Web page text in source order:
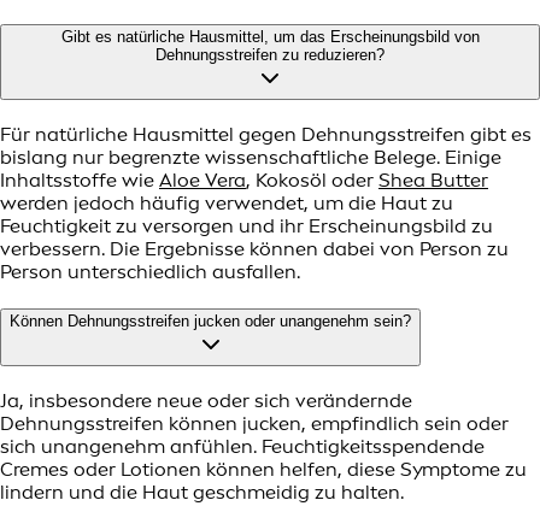
Gibt es natürliche Hausmittel, um das Erscheinungsbild von
Dehnungsstreifen zu reduzieren?
Für natürliche Hausmittel gegen Dehnungsstreifen gibt es
bislang nur begrenzte wissenschaftliche Belege. Einige
Inhaltsstoffe wie Aloe Vera, Kokosöl oder Shea Butter
werden jedoch häufig verwendet, um die Haut zu
Feuchtigkeit zu versorgen und ihr Erscheinungsbild zu
verbessern. Die Ergebnisse können dabei von Person zu
Person unterschiedlich ausfallen.
Können Dehnungsstreifen jucken oder unangenehm sein?
Ja, insbesondere neue oder sich verändernde
Dehnungsstreifen können jucken, empfindlich sein oder
sich unangenehm anfühlen. Feuchtigkeitsspendende
Cremes oder Lotionen können helfen, diese Symptome zu
lindern und die Haut geschmeidig zu halten.